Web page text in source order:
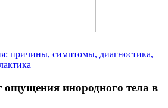
причины, симптомы, диагностика,
ощущения инородного тела в